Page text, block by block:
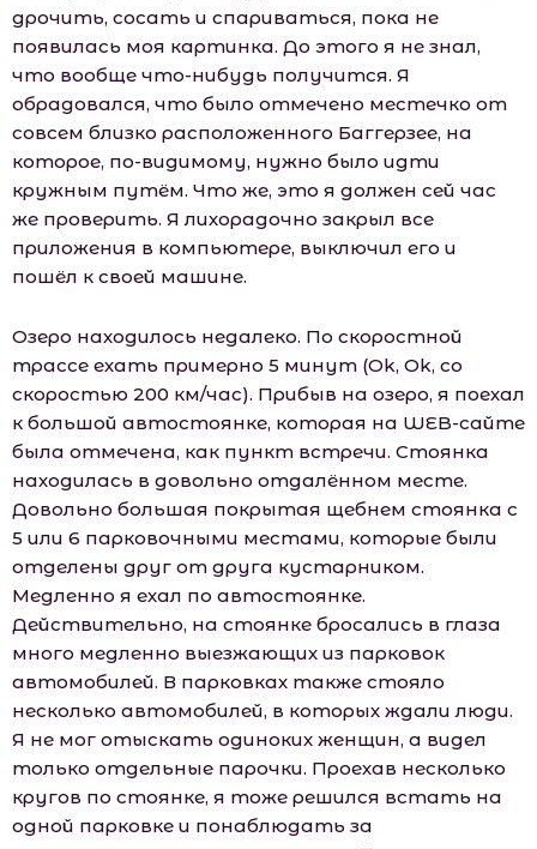
дрочить, сосать и спариваться, пока не
появилась моя картинка. До этого я не знал,
что вообще что-нибудь получится. Я
обрадовался, что было отмечено местечко от
совсем близко расположенного Баггерзее, на
которое, по-видимому, нужно было идти
кружным путём. Что же, это я должен сей час
же проверить. Я лихорадочно закрыл все
приложения в компьютере, выключил его и
пошёл к своей машине.
Озеро находилось недалеко. По скоростной
трассе ехать примерно 5 минут (Оk, Оk, со
скоростью 200 км/час). Прибыв на озеро, я поехал
к большой автостоянке, которая на WЕB-сайте
была отмечена, как пункт встречи. Стоянка
находилась в довольно отдалённом месте.
Довольно большая покрытая щебнем стоянка с
5 или 6 парковочными местами, которые были
отделены друг от друга кустарником.
Медленно я ехал по автостоянке.
Действительно, на стоянке бросались в глаза
много медленно выезжающих из парковок
автомобилей. В парковках также стояло
несколько автомобилей, в которых ждали люди.
Я не мог отыскать одиноких женщин, а видел
только отдельные парочки. Проехав несколько
кругов по стоянке, я тоже решился встать на
одной парковке и понаблюдать за